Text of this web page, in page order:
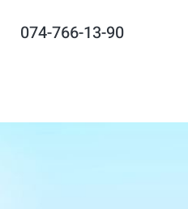
074-766-13-90